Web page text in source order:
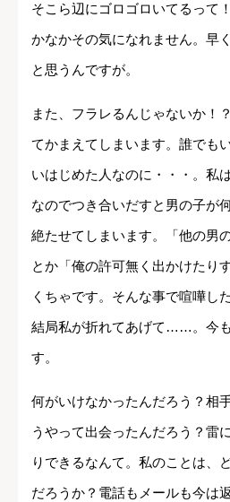
そこら辺にゴロゴロいてるって
かなかその気になれません。早
と思うんですが。
また、フラレるんじゃないか！
てかまえてしまいます。誰でも
いはじめた人なのに・・・。私
なのでつき合いだすと男の子が
絶たせてしまいます。「他の男
とか「俺の許可無く出かけたり
くちゃです。そんな事で喧嘩し
結局私が折れてあげて……。今
す。
何がいけなかったんだろう？相
うやって出会ったんだろう？雷
りできるなんて。私のことは、
だろうか？電話もメールも今は